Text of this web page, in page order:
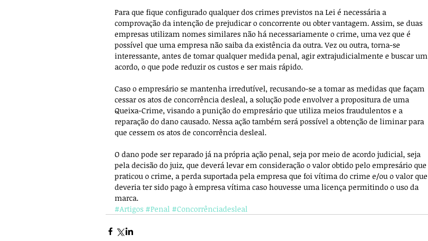
Para que fique configurado qualquer dos crimes previstos na Lei é necessária a
comprovação da intenção de prejudicar o concorrente ou obter vantagem. Assim, se duas
empresas utilizam nomes similares não há necessariamente o crime, uma vez que é
possível que uma empresa não saiba da existência da outra. Vez ou outra, torna-se
interessante, antes de tomar qualquer medida penal, agir extrajudicialmente e buscar um
acordo, o que pode reduzir os custos e ser mais rápido.
Caso o empresário se mantenha irredutível, recusando-se a tomar as medidas que façam
cessar os atos de concorrência desleal, a solução pode envolver a propositura de uma
Queixa-Crime, visando a punição do empresário que utiliza meios fraudulentos e a
reparação do dano causado. Nessa ação também será possível a obtenção de liminar para
que cessem os atos de concorrência desleal.
O dano pode ser reparado já na própria ação penal, seja por meio de acordo judicial, seja
pela decisão do juiz, que deverá levar em consideração o valor obtido pelo empresário que
praticou o crime, a perda suportada pela empresa que foi vítima do crime e/ou o valor que
deveria ter sido pago à empresa vítima caso houvesse uma licença permitindo o uso da
marca.
#Artigos #Penal #Concorrênciadesleal